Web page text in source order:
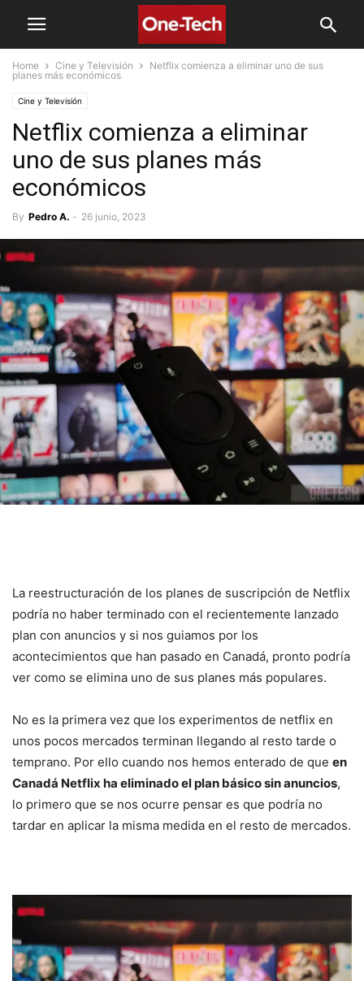
Home Cine y Televisión
Netflix comienza a eliminar uno de sus
planes más económicos
Cine y Televisión
Netflix comienza a eliminar
uno de sus planes más
económicos
By Pedro A. - 26 junio, 2023
La reestructuración de los planes de suscripción de Netflix
podría no haber terminado con el recientemente lanzado
plan con anuncios y si nos guiamos por los
acontecimientos que han pasado en Canadá, pronto podría
ver como se elimina uno de sus planes más populares.
No es la primera vez que los experimentos de netflix en
unos pocos mercados terminan llegando al resto tarde o
temprano. Por ello cuando nos hemos enterado de que en
Canadá Netflix ha eliminado el plan básico sin anuncios,
lo primero que se nos ocurre pensar es que podría no
tardar en aplicar la misma medida en el resto de mercados.